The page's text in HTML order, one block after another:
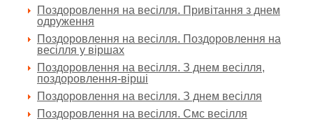
Поздоровлення на весілля. Привітання з днем
одруження
Поздоровлення на весілля. Поздоровлення на
весілля у віршах
Поздоровлення на весілля. З днем весілля,
поздоровлення-вірші
Поздоровлення на весілля. З днем весілля
Поздоровлення на весілля. Смс весілля